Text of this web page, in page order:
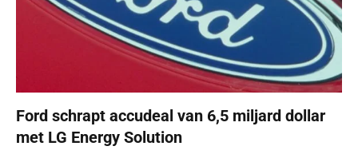
Ford schrapt accudeal van 6,5 miljard dollar
met LG Energy Solution